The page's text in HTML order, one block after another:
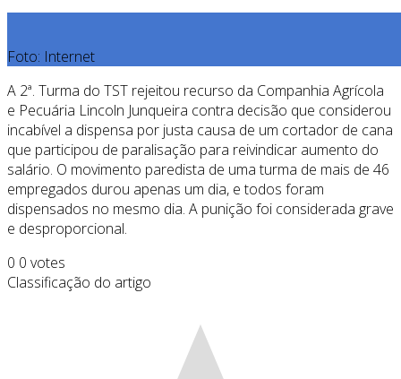
Foto: Internet
A 2ª. Turma do TST rejeitou recurso da Companhia Agrícola
e Pecuária Lincoln Junqueira contra decisão que considerou
incabível a dispensa por justa causa de um cortador de cana
que participou de paralisação para reivindicar aumento do
salário. O movimento paredista de uma turma de mais de 46
empregados durou apenas um dia, e todos foram
dispensados no mesmo dia. A punição foi considerada grave
e desproporcional.
0 0 votes
Classificação do artigo